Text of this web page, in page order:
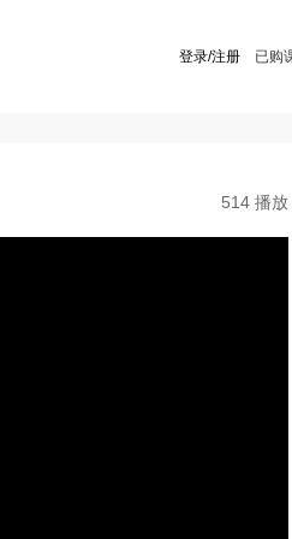
登录/注册 已购
514 播放